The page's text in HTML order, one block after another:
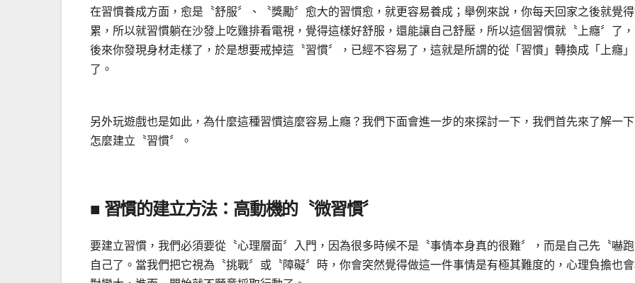
在習慣養成方面，愈是〝舒服〞、〝獎勵〞愈大的習慣愈，就更容易養成；舉例來說，你每天回家之後就覺
累，所以就習慣躺在沙發上吃雞排看電視，覺得這樣好舒服，還能讓自己舒壓，所以這個習慣就〝上癮〞了
後來你發現身材走樣了，於是想要戒掉這〝習慣〞，已經不容易了，這就是所謂的從「習慣」轉換成「上癮」
了。
另外玩遊戲也是如此，為什麼這種習慣這麼容易上癮？我們下面會進一步的來探討一下，我們首先來了解一
怎麼建立〝習慣〞。
■ 習慣的建立方法：高動機的〝微習慣〞
要建立習慣，我們必須要從〝心理層面〞入門，因為很多時候不是〝事情本身真的很難〞，而是自己先〝嚇
自己了。當我們把它視為〝挑戰〞或〝障礙〞時，你會突然覺得做這一件事情是有極其難度的，心理負擔也